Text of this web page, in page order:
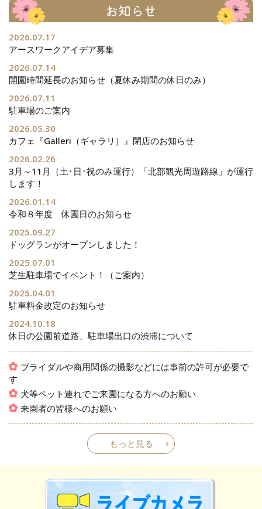
お知らせ
2026.07.17
アースワークアイデア募集
2026.07.14
開園時間延長のお知らせ（夏休み期間の休日のみ）
2026.07.11
駐車場のご案内
2026.05.30
カフェ『Galleri（ギャラリ）』閉店のお知らせ
2026.02.26
3月～11月（土･日･祝のみ運行）「北部観光周遊路線」が運行
します！
2026.01.14
令和８年度 休園日のお知らせ
2025.09.27
ドッグランがオープンしました！
2025.07.01
芝生駐車場でイベント！（ご案内）
2025.04.01
駐車料金改定のお知らせ
2024.10.18
休日の公園前道路、駐車場出口の渋滞について
ブライダルや商用関係の撮影などには事前の許可が必要で
す
犬等ペット連れでご来園になる方へのお願い
来園者の皆様へのお願い
もっと見る